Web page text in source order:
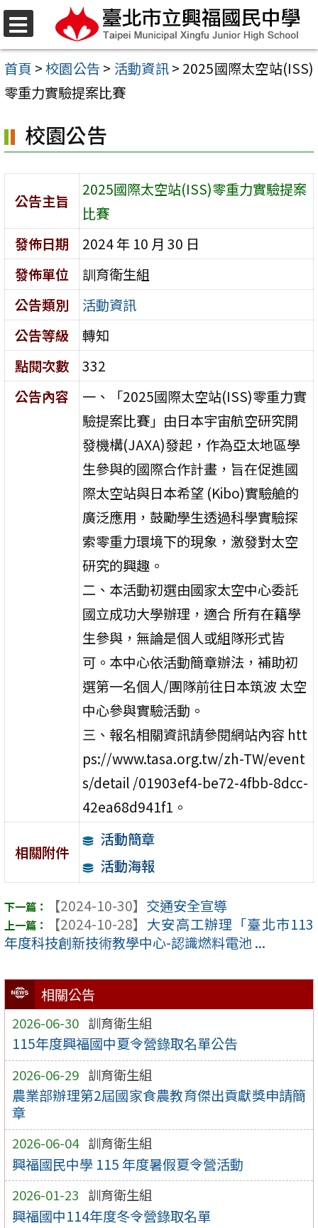
選
單
跳
至
主
要
容
區
首頁 >校園公告 > 活動資訊> 2025國際太空站(ISS)
零重力實驗提案比賽
相關公告
2026-06-30 訓育衛生組
115年度興福國中夏令營錄取名單公告
2026-06-29 訓育衛生組
農業部辦理第2屆國家食農教育傑出貢獻獎申請簡
章
2026-06-04 訓育衛生組
興福國民中學 115 年度暑假夏令營活動
2026-01-23 訓育衛生組
興福國中114年度冬令營錄取名單
校園公告
公告主旨
2025國際太空站(ISS)零重力實驗提案
比賽
發佈日期
2024 年 10 月 30 日
發佈單位
訓育衛生組
公告類別
活動資訊
公告等級
轉知
點閱次數
332
公告內容
一、「2025國際太空站(ISS)零重力實
驗提案比賽」由日本宇宙航空研究開
發機構(JAXA)發起，作為亞太地區學
生參與的國際合作計畫，旨在促進國
際太空站與日本希望 (Kibo)實驗艙的
廣泛應用，鼓勵學生透過科學實驗探
索零重力環境下的現象，激發對太空
研究的興趣。
二、本活動初選由國家太空中心委託
國立成功大學辦理，適合 所有在籍學
生參與，無論是個人或組隊形式皆
可。本中心依活動簡章辦法，補助初
選第一名個人/團隊前往日本筑波 太空
中心參與實驗活動。
三、報名相關資訊請參閱網站內容 htt
ps://www.tasa.org.tw/zh-TW/event
s/detail /01903ef4-be72-4fbb-8dcc-
42ea68d941f1。
相關附件
活動簡章
活動海報
【2024-10-30】 交通安全宣導
【2024-10-28】 大安高工辦理「臺北市113
年度科技創新技術教學中心-認識燃料電池 ...